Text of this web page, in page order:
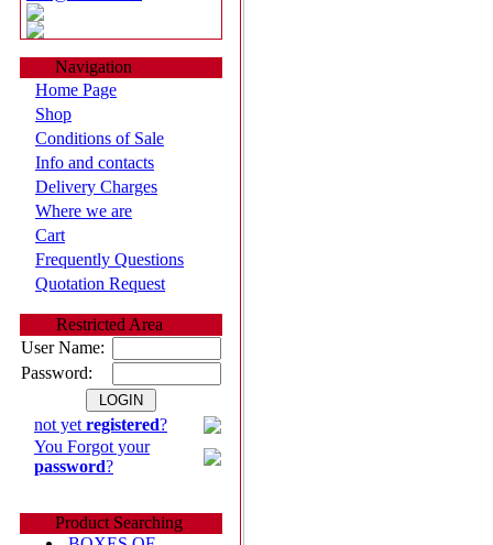
Navigation
Home Page
Shop
Conditions of Sale
Info and contacts
Delivery Charges
Where we are
Cart
Frequently Questions
Quotation Request
Restricted Area
User Name:
Password:
not yet registered?
You Forgot your
password?
Product Searching